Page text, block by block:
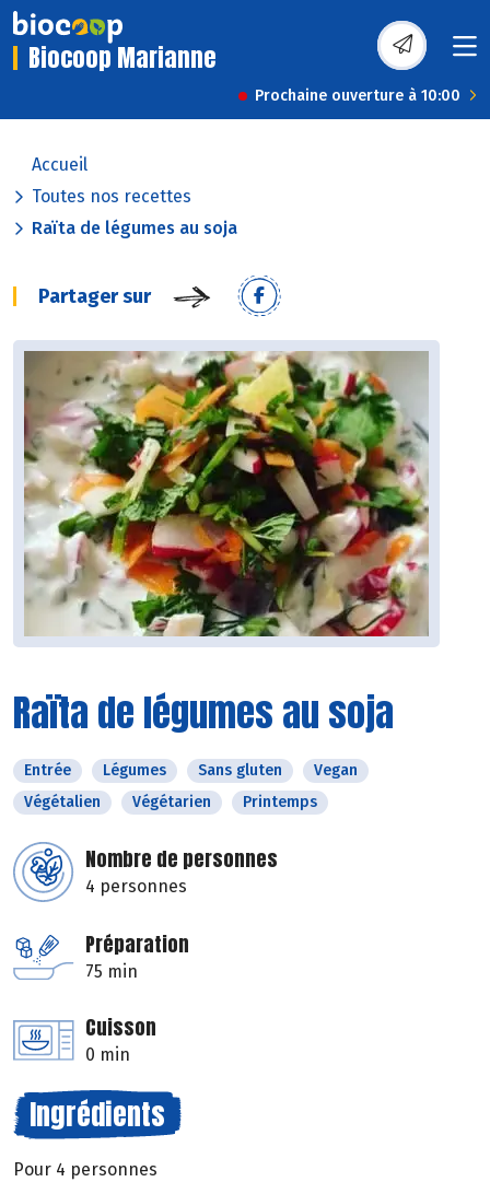
Biocoop Marianne
Prochaine ouverture à 10:00
Accueil
Toutes nos recettes
Raïta de légumes au soja
Partager sur
Raïta de légumes au soja
Entrée Légumes Sans gluten
Vegan
Végétalien
Végétarien Printemps
Nombre de personnes
4 personnes
Préparation
75 min
Cuisson
0 min
Ingrédients
Pour 4 personnes